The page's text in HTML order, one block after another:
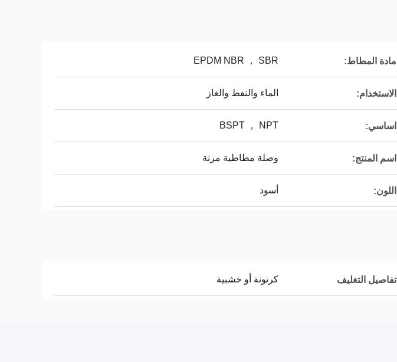
مادة المطاط: EPDM NBR ， SBR
الاستخدام: الماء والنفط والغاز
اساسي: BSPT ， NPT
اسم المنتج: وصلة مطاطية مرنة
اللون: أسود
تفاصيل التغليف كرتونة أو خشبية